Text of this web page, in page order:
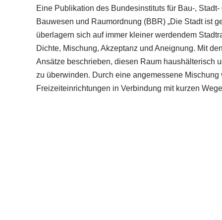
Eine Publikation des Bundesinstituts für Bau-,
Bauwesen und Raumordnung (BBR) „Die Stadt ist
überlagern sich auf immer kleiner werdendem
Dichte, Mischung, Akzeptanz und Aneignung. Mit
Ansätze beschrieben, diesen Raum haushälterisch
zu überwinden. Durch eine angemessene
Freizeiteinrichtungen in Verbindung mit kurzen